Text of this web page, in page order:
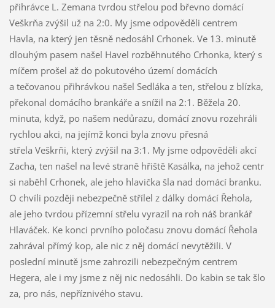
přihrávce L. Zemana tvrdou střelou pod břevno domácí
Veškrňa zvýšil už na 2:0. My jsme odpověděli centrem
Havla, na který jen těsně nedosáhl Crhonek. Ve 13. minutě
dlouhým pasem našel Havel rozběhnutého Crhonka, který s
míčem prošel až do pokutového území domácích
a tečovanou přihrávkou našel Sedláka a ten, střelou z blízka,
překonal domácího brankáře a snížil na 2:1. Běžela 20.
minuta, když, po našem nedůrazu, domácí znovu rozehráli
rychlou akci, na jejímž konci byla znovu přesná
střela Veškrňi, který zvýšil na 3:1. My jsme odpověděli akcí
Zacha, ten našel na levé straně hřiště Kasálka, na jehož centr
si naběhl Crhonek, ale jeho hlavička šla nad domácí branku.
O chvíli později nebezpečně střílel z dálky domácí Řehola,
ale jeho tvrdou přízemní střelu vyrazil na roh náš brankář
Hlaváček. Ke konci prvního poločasu znovu domácí Řehola
zahrával přímý kop, ale nic z něj domácí nevytěžili. V
poslední minutě jsme zahrozili nebezpečným centrem
Hegera, ale i my jsme z něj nic nedosáhli. Do kabin se tak šlo
za, pro nás, nepříznivého stavu.